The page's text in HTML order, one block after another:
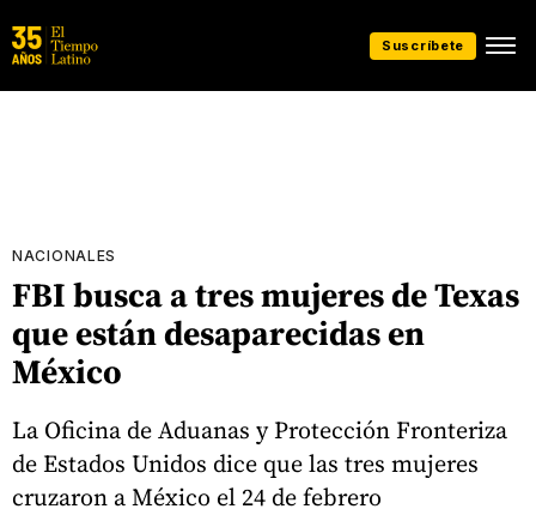
Suscríbete
NACIONALES
FBI busca a tres mujeres de Texas
que están desaparecidas en
México
La Oficina de Aduanas y Protección Fronteriza
de Estados Unidos dice que las tres mujeres
cruzaron a México el 24 de febrero